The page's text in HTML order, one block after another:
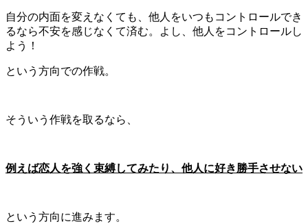
自分の内面を変えなくても、他人をいつもコントロールでき
るなら不安を感じなくて済む。よし、他人をコントロールし
よう！
という方向での作戦。
そういう作戦を取るなら、
例えば恋人を強く束縛してみたり、他人に好き勝手させない
という方向に進みます。